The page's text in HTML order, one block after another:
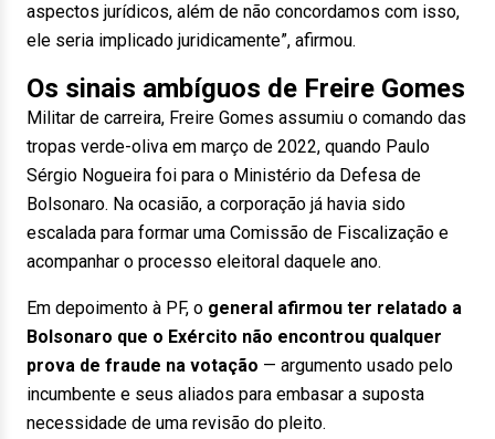
aspectos jurídicos, além de não concordamos com isso,
ele seria implicado juridicamente”, afirmou.
Os sinais ambíguos de Freire Gomes
Militar de carreira, Freire Gomes assumiu o comando das
tropas verde-oliva em março de 2022, quando Paulo
Sérgio Nogueira foi para o Ministério da Defesa de
Bolsonaro. Na ocasião, a corporação já havia sido
escalada para formar uma Comissão de Fiscalização e
acompanhar o processo eleitoral daquele ano.
Em depoimento à PF, o general afirmou ter relatado a
Bolsonaro que o Exército não encontrou qualquer
prova de fraude na votação — argumento usado pelo
incumbente e seus aliados para embasar a suposta
necessidade de uma revisão do pleito.